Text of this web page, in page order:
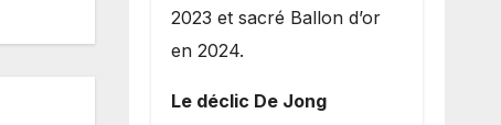
2023 et sacré Ballon d’or
en 2024.
Le déclic De Jong